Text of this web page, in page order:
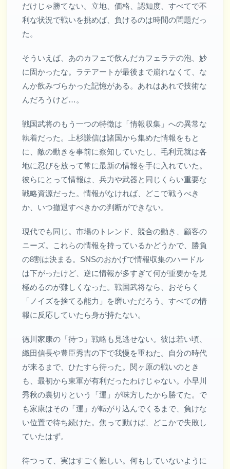
だけじゃ勝てない。立地、価格、認知度、すべてで不
利な状況で戦いを挑めば、負けるのは時間の問題だっ
た。
そういえば、あのカフェで飲んだカフェラテの泡、妙
に固かったな。ラテアートが最後まで崩れなくて、な
んか飲みづらかった記憶がある。あれはあれで技術な
んだろうけど…。
戦国武将のもう一つの特徴は「情報収集」への異常な
執着だった。上杉謙信は諸国から集めた情報をもと
に、敵の動きを事前に察知していたし、毛利元就は各
地に忍びを放って常に最新の情報を手に入れていた。
彼らにとって情報は、兵力や武器と同じくらい重要な
戦略資源だった。情報がなければ、どこで戦うべき
か、いつ撤退すべきかの判断ができない。
現代でも同じ。市場のトレンド、競合の動き、顧客の
ニーズ。これらの情報を持っているかどうかで、勝負
の8割は決まる。SNSのおかげで情報収集のハードル
は下がったけど、逆に情報が多すぎて何が重要かを見
極めるのが難しくなった。戦国武将なら、おそらく
「ノイズを捨てる能力」を磨いただろう。すべての情
報に反応していたら身が持たない。
徳川家康の「待つ」戦略も見逃せない。彼は若い頃、
織田信長や豊臣秀吉の下で我慢を重ねた。自分の時代
が来るまで、ひたすら待った。関ヶ原の戦いのとき
も、最初から東軍が有利だったわけじゃない。小早川
秀秋の裏切りという「運」が味方したから勝てた。で
も家康はその「運」が転がり込んでくるまで、負けな
い位置で待ち続けた。焦って動けば、どこかで失敗し
ていたはず。
待つって、実はすごく難しい。何もしていないように